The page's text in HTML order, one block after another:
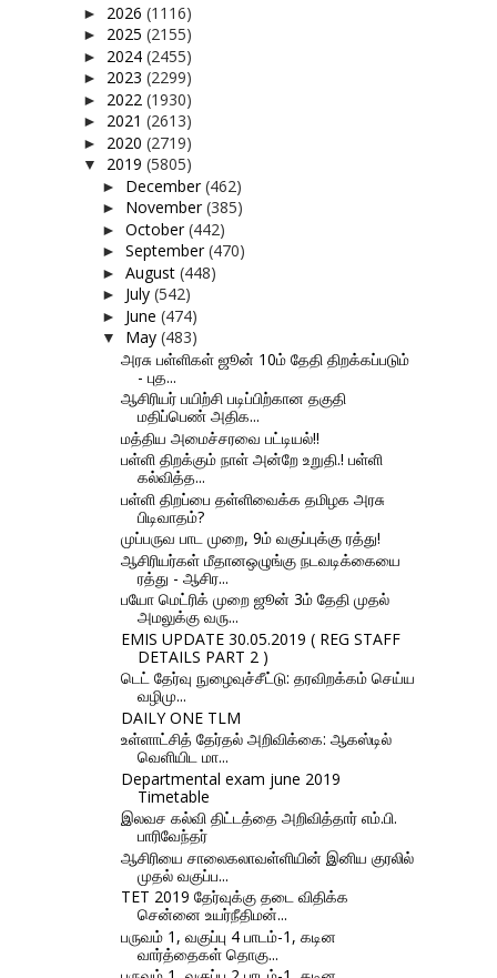
► 2026 (1116)
► 2025 (2155)
► 2024 (2455)
► 2023 (2299)
► 2022 (1930)
► 2021 (2613)
► 2020 (2719)
▼ 2019 (5805)
► December(462)
► November(385)
► October(442)
► September(470)
► August (448)
► July (542)
► June (474)
▼ May (483)
அரசு பள்ளிகள் ஜூன் 10ம் தேதி திறக்கப்படும்
- புத...
ஆசிரியர் பயிற்சி படிப்பிற்கான தகுதி
மதிப்பெண் அதிக...
மத்திய அமைச்சரவை பட்டியல்!!
பள்ளி திறக்கும் நாள் அன்றே உறுதி.! பள்ளி
கல்வித்த...
பள்ளி திறப்பை தள்ளிவைக்க தமிழக அரசு
பிடிவாதம்?
முப்பருவ பாட முறை, 9ம் வகுப்புக்கு ரத்து!
ஆசிரியர்கள் மீதானஒழுங்கு நடவடிக்கையை
ரத்து - ஆசிர...
பயோ மெட்ரிக் முறை ஜூன் 3ம் தேதி முதல்
அமலுக்கு வரு...
EMIS UPDATE 30.05.2019 ( REG STAFF
DETAILS PART 2 )
டெட் தேர்வு நுழைவுச்சீட்டு: தரவிறக்கம் செய்ய
வழிமு...
DAILY ONE TLM
உள்ளாட்சித் தேர்தல் அறிவிக்கை: ஆகஸ்டில்
வெளியிட மா...
Departmental exam june 2019
Timetable
இலவச கல்வி திட்டத்தை அறிவித்தார் எம்.பி.
பாரிவேந்தர்
ஆசிரியை சாலைகலாவள்ளியின் இனிய குரலில்
முதல் வகுப்ப...
TET 2019 தேர்வுக்கு தடை விதிக்க
சென்னை உயர்நீதிமன்...
பருவம் 1, வகுப்பு 4 பாடம்-1, கடின
வார்த்தைகள் தொகு...